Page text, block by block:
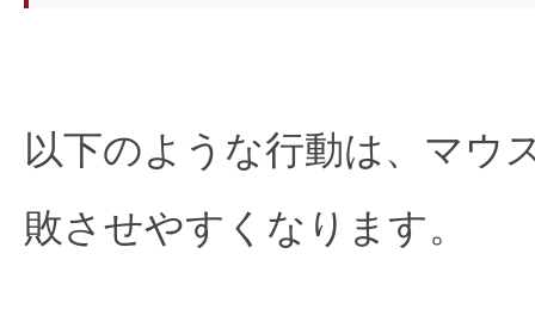
以下のような行動は、マウ
敗させやすくなります。